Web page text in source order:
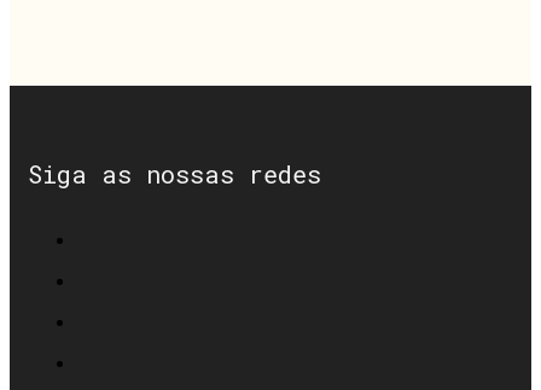
Siga as nossas redes